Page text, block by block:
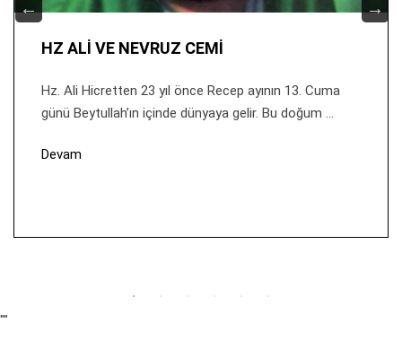
HZ ALİ VE NEVRUZ CEMİ
Hz. Ali Hicretten 23 yıl önce Recep ayının 13. Cuma
günü Beytullah’ın içinde dünyaya gelir. Bu doğum ...
Devam
""